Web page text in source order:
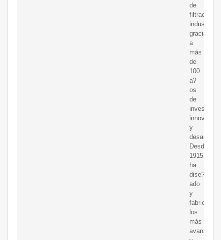
de
filtración
industrial
gracias
a
más
de
100
a?
os
de
innovación
y
desarrollo.
Desde
1915
ha
dise?
ado
y
fabricado
los
más
avanzados